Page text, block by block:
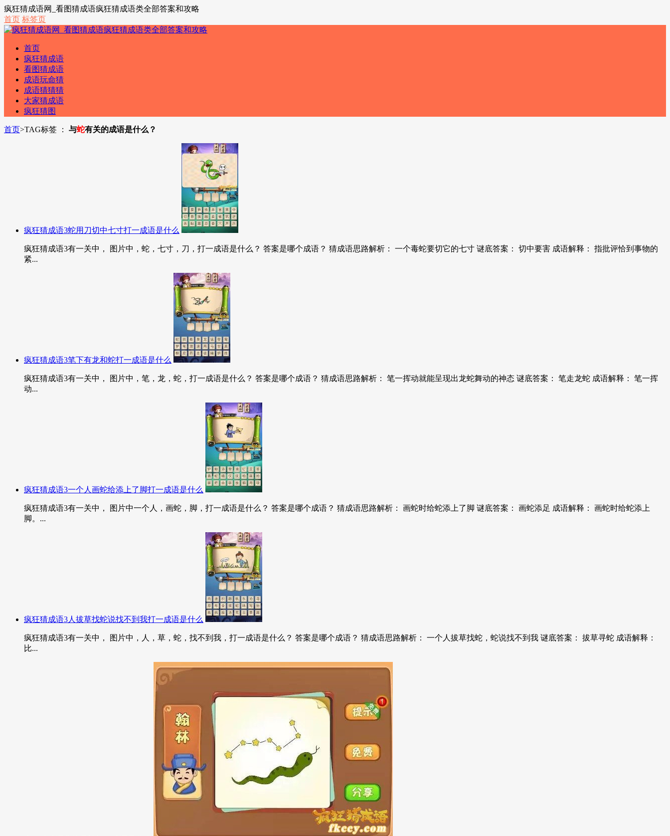
疯狂猜成语网_看图猜成语疯狂猜成语类全部答案和攻略
首页 标签页
首页
疯狂猜成语
看图猜成语
成语玩命猜
成语猜猜猜
大家猜成语
疯狂猜图
首页>TAG标签 ： 与蛇有关的成语是什么？
疯狂猜成语3蛇用刀切中七寸打一成语是什么
疯狂猜成语3有一关中， 图片中，蛇，七寸，刀，打一成语是什么？ 答案是哪个成语？ 猜成语思路解析： 一个毒蛇要切它的七寸 谜底答案： 切中要害 成语解释： 指批评恰到事物的
紧...
疯狂猜成语3笔下有龙和蛇打一成语是什么
疯狂猜成语3有一关中， 图片中，笔，龙，蛇，打一成语是什么？ 答案是哪个成语？ 猜成语思路解析： 笔一挥动就能呈现出龙蛇舞动的神态 谜底答案： 笔走龙蛇 成语解释： 笔一挥
动...
疯狂猜成语3一个人画蛇给添上了脚打一成语是什么
疯狂猜成语3有一关中， 图片中一个人，画蛇，脚，打一成语是什么？ 答案是哪个成语？ 猜成语思路解析： 画蛇时给蛇添上了脚 谜底答案： 画蛇添足 成语解释： 画蛇时给蛇添上
脚。...
疯狂猜成语3人拔草找蛇说找不到我打一成语是什么
疯狂猜成语3有一关中， 图片中，人，草，蛇，找不到我，打一成语是什么？ 答案是哪个成语？ 猜成语思路解析： 一个人拔草找蛇，蛇说找不到我 谜底答案： 拔草寻蛇 成语解释：
比...